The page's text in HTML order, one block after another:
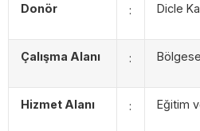
Donör : Dicle
Çalışma Alanı :
Hizmet Alanı : Eğitim